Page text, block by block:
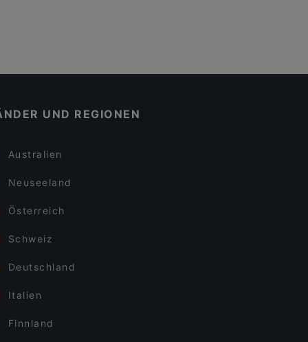
UND REGIONEN
Australien
Neuseeland
Österreich
Schweiz
Deutschland
Italien
Finnland